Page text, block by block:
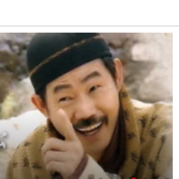
憨夫成龍 / 搶先看